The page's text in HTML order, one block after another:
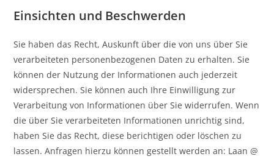
Einsichten und Beschwerden
Sie haben das Recht, Auskunft über die von uns über Sie
verarbeiteten personenbezogenen Daten zu erhalten. Sie
können der Nutzung der Informationen auch jederzeit
widersprechen. Sie können auch Ihre Einwilligung zur
Verarbeitung von Informationen über Sie widerrufen. Wenn
die über Sie verarbeiteten Informationen unrichtig sind,
haben Sie das Recht, diese berichtigen oder löschen zu
lassen. Anfragen hierzu können gestellt werden an: Laan @